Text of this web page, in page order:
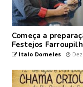
Começa a
Festejos
Italo Dorneles